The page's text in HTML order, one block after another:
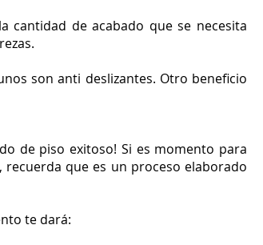
cantidad de acabado que se necesita
son anti deslizantes. Otro beneficio
de piso exitoso! Si es momento para
que es un proceso elaborado
te dará: